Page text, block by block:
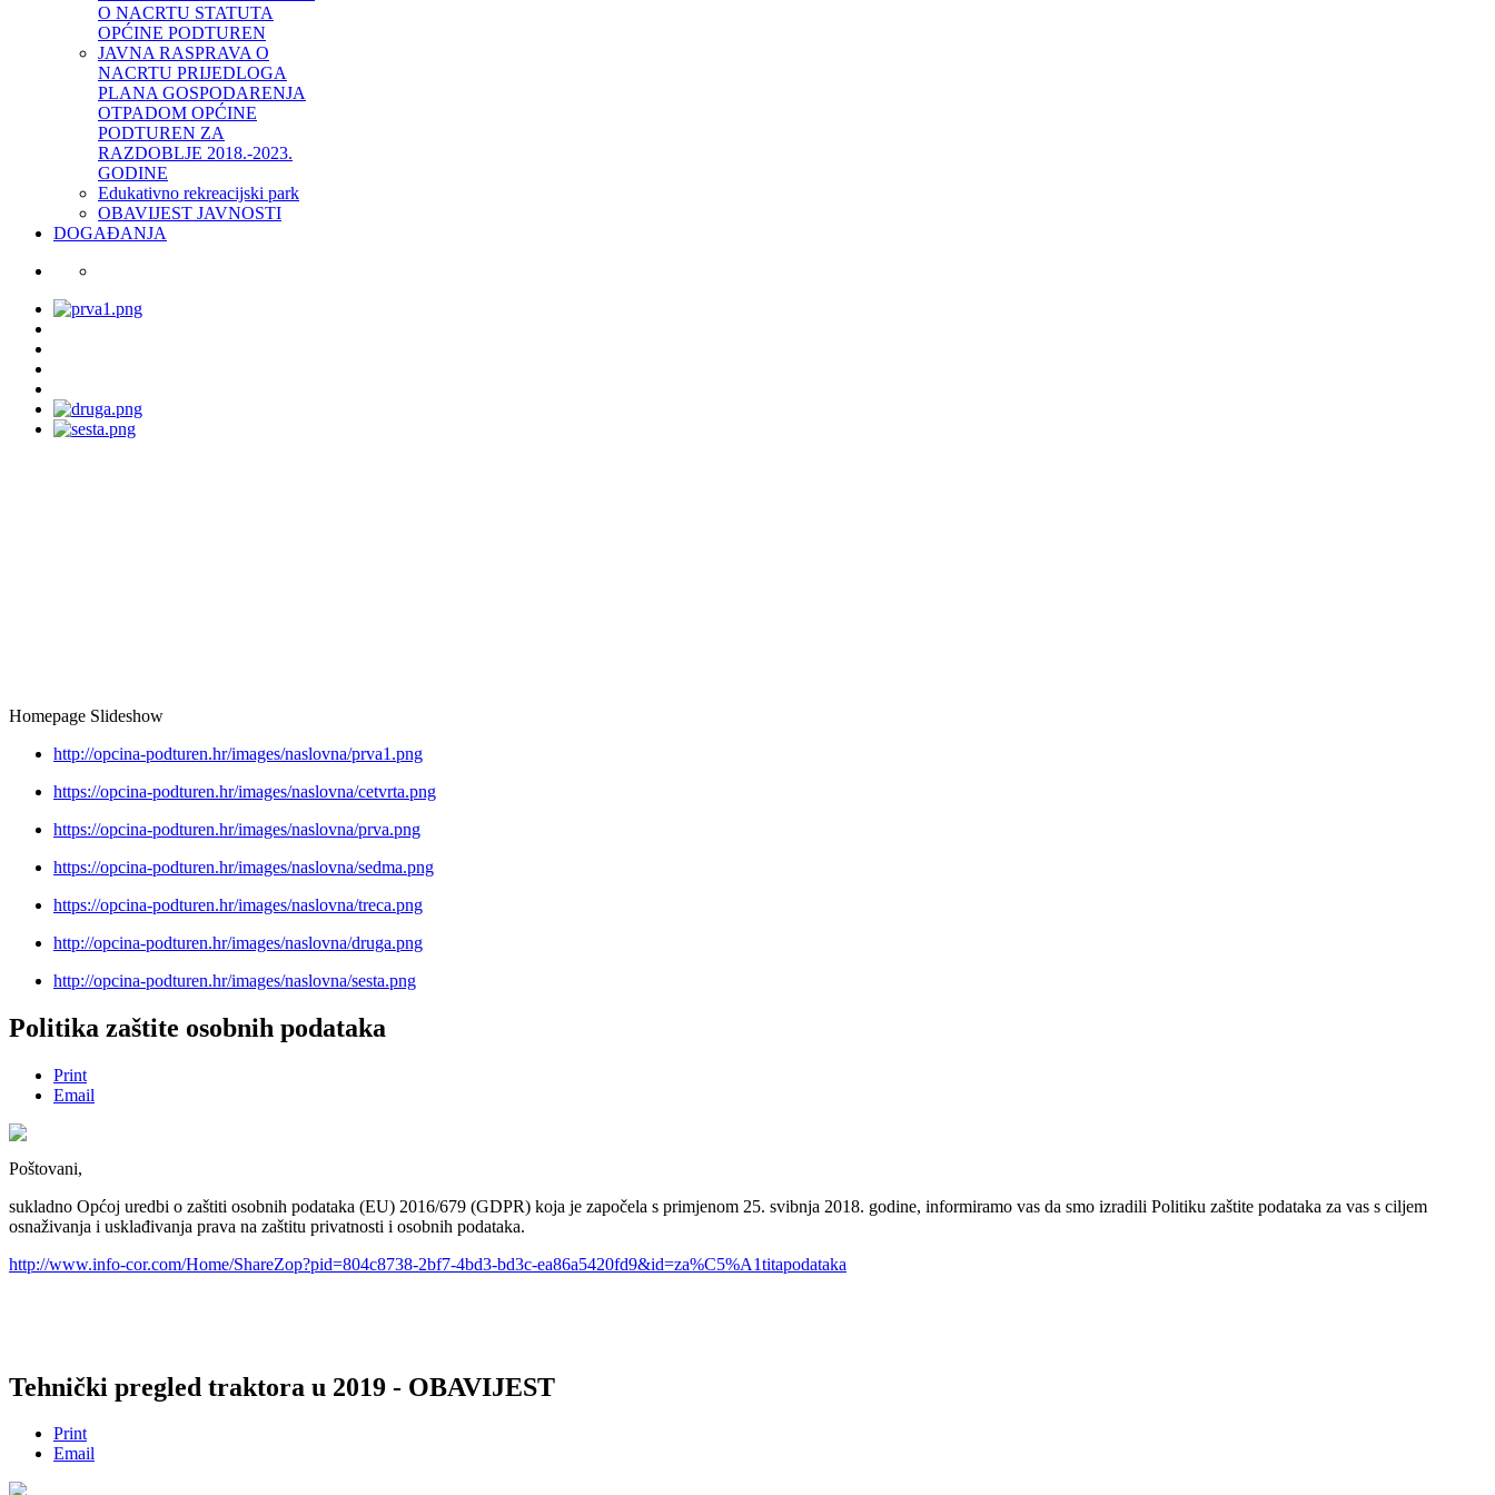
O NACRTU STATUTA
OPĆINE PODTUREN
JAVNA RASPRAVA O
NACRTU PRIJEDLOGA
PLANA GOSPODARENJA
OTPADOM OPĆINE
PODTUREN ZA
RAZDOBLJE 2018.-2023.
GODINE
Edukativno rekreacijski park
OBAVIJEST JAVNOSTI
DOGAĐANJA
Homepage Slideshow
http://opcina-podturen.hr/images/naslovna/prva1.png
https://opcina-podturen.hr/images/naslovna/cetvrta.png
https://opcina-podturen.hr/images/naslovna/prva.png
https://opcina-podturen.hr/images/naslovna/sedma.png
https://opcina-podturen.hr/images/naslovna/treca.png
http://opcina-podturen.hr/images/naslovna/druga.png
http://opcina-podturen.hr/images/naslovna/sesta.png
Politika zaštite osobnih podataka
Print
Email
Poštovani,
sukladno Općoj uredbi o zaštiti osobnih podataka (EU) 2016/679 (GDPR) koja je započela s primjenom 25. svibnja 2018. godine, informiramo vas da smo izradili Politiku zaštite podataka za vas s ciljem
osnaživanja i usklađivanja prava na zaštitu privatnosti i osobnih podataka.
http://www.info-cor.com/Home/ShareZop?pid=804c8738-2bf7-4bd3-bd3c-ea86a5420fd9&id=za%C5%A1titapodataka
Tehnički pregled traktora u 2019 - OBAVIJEST
Print
Email